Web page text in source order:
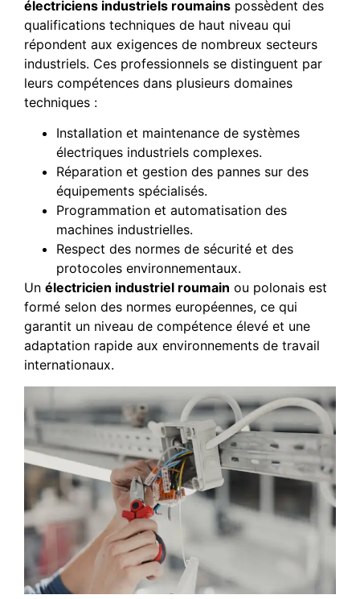
électriciens industriels roumains possèdent des
qualifications techniques de haut niveau qui
répondent aux exigences de nombreux secteurs
industriels. Ces professionnels se distinguent par
leurs compétences dans plusieurs domaines
techniques :
Installation et maintenance de systèmes
électriques industriels complexes.
Réparation et gestion des pannes sur des
équipements spécialisés.
Programmation et automatisation des
machines industrielles.
Respect des normes de sécurité et des
protocoles environnementaux.
Un électricien industriel roumain ou polonais est
formé selon des normes européennes, ce qui
garantit un niveau de compétence élevé et une
adaptation rapide aux environnements de travail
internationaux.